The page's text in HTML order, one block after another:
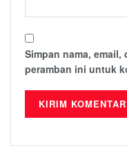
Simpan nama,
peramban ini untuk